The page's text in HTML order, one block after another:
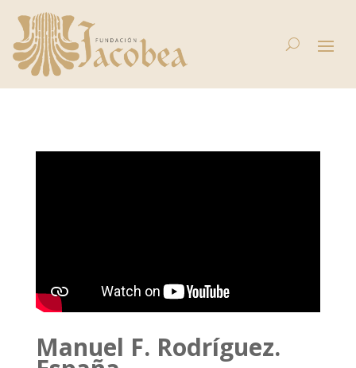
Manuel F. Rodríguez.